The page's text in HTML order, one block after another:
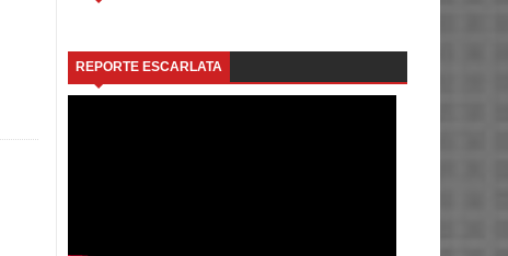
REPORTE ESCARLATA